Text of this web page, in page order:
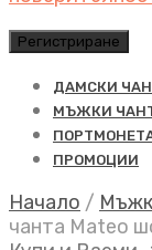
Регистриране
ДАМСКИ
МЪЖКИ
ПРОМОЦИИ
Начало /
чанта Mateo